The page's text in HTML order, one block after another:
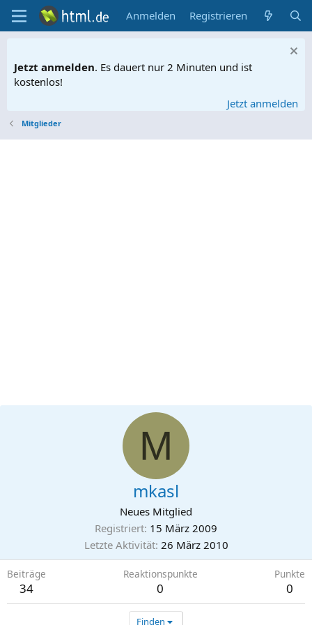
Anmelden Registrieren
Jetzt anmelden. Es dauert nur 2 Minuten und ist
kostenlos!
Jetzt anmelden
Mitglieder
M
mkasl
Neues Mitglied
Registriert 15 März 2009
Letzte Aktivität 26 März 2010
Beiträge
34
Reaktionspunkte
0
Punkte
0
Finden